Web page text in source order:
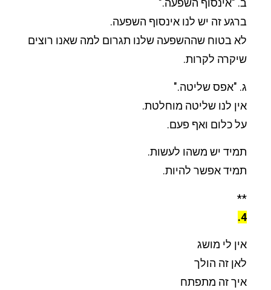
ב. "אינסוף השפעה."
ברגע זה יש לנו אינסוף השפעה.
לא בטוח שההשפעה שלנו תגרום למה שאנו רוצים
שיקרה לקרות.
ג. "אפס שליטה."
אין לנו שליטה מוחלטת.
על כלום ואף פעם.
תמיד יש משהו לעשות.
תמיד אפשר להיות.
**
4.
אין לי מושג
לאן זה הולך
איך זה מתפתח